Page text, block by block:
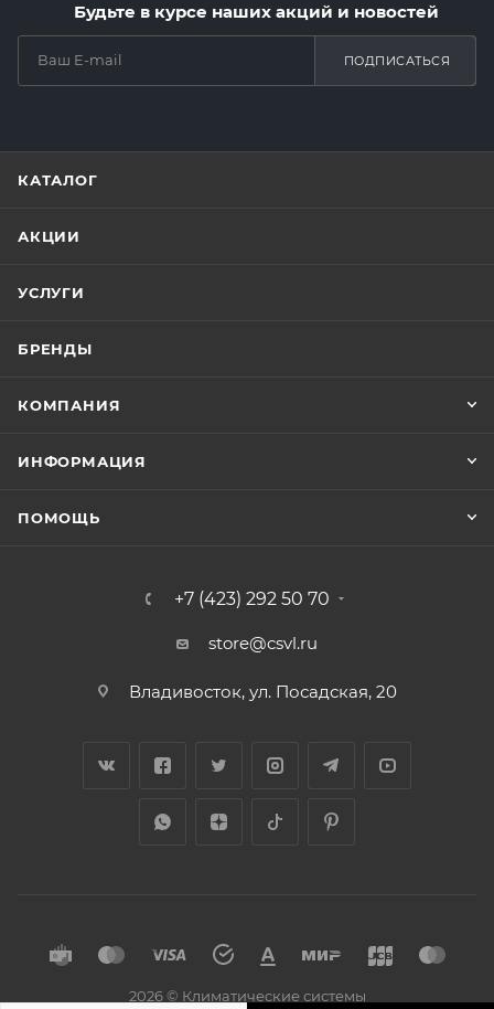
Будьте в курсе наших акций и новостей
ПОДПИСАТЬСЯ
КАТАЛОГ
АКЦИИ
УСЛУГИ
БРЕНДЫ
КОМПАНИЯ
ИНФОРМАЦИЯ
ПОМОЩЬ
+7 (423) 292 50 70
store@csvl.ru
Владивосток, ул. Посадская, 20
2026 © Климатические системы